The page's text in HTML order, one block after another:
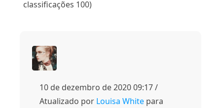
classificações 100)
10 de dezembro de 2020 09:17 /
Atualizado por Louisa White para